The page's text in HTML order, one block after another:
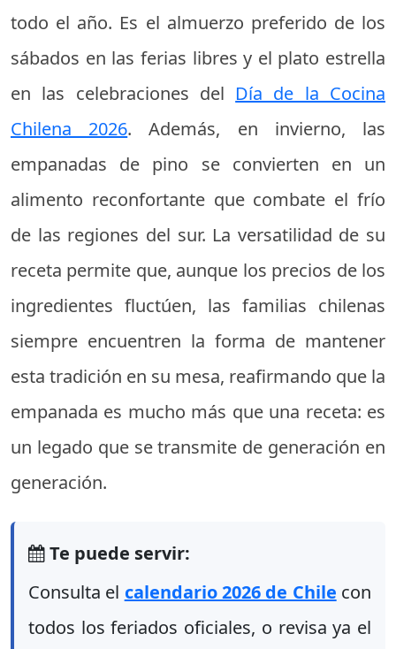
todo el año. Es el almuerzo preferido de los
sábados en las ferias libres y el plato estrella
en las celebraciones del Día de la Cocina
Chilena 2026. Además, en invierno, las
empanadas de pino se convierten en un
alimento reconfortante que combate el frío
de las regiones del sur. La versatilidad de su
receta permite que, aunque los precios de los
ingredientes fluctúen, las familias chilenas
siempre encuentren la forma de mantener
esta tradición en su mesa, reafirmando que la
empanada es mucho más que una receta: es
un legado que se transmite de generación en
generación.
Te puede servir:
Consulta el calendario 2026 de Chile con
todos los feriados oficiales, o revisa ya el